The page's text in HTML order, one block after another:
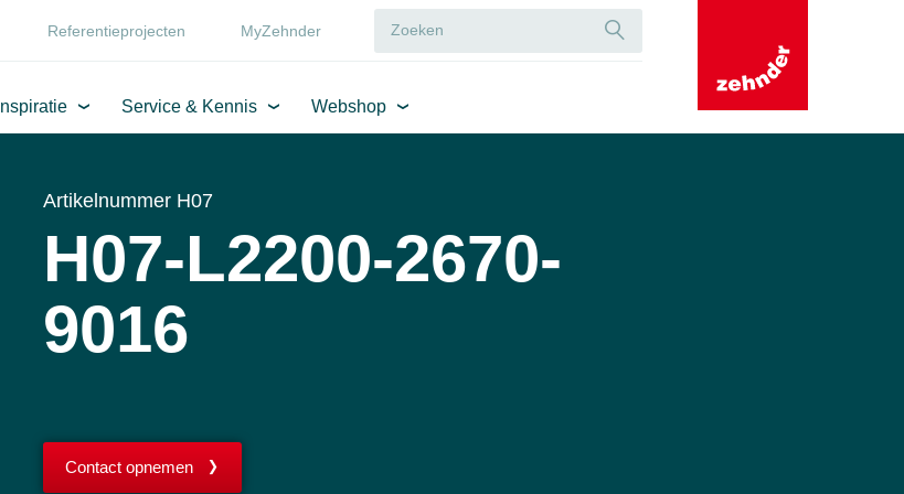
Referentieprojecten MyZehnder
Inspiratie Service & Kennis Webshop
Artikelnummer H07
H07-L2200-2670-
9016
Contact opnemen